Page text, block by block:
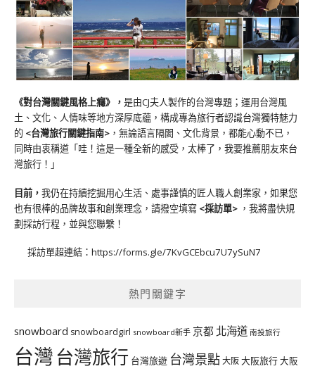
《對台灣關鍵風格上癮》 ， 是由CJ夫人製作的台灣專題；運用台灣風
土、文化、人情味等地方深厚底蘊，構成專為旅行者認識台灣獨特魅力
的 <台灣旅行關鍵指南> ，無論語言隔閡、文化背景，都能心動不已，
同時由衷稱道「哇！這是一種全新的感受，太棒了，我要推薦朋友來台
灣旅行！」
目前， 我仍在持續挖掘用心生活、處事謹慎的匠人職人創業家，如果您
也有很棒的品牌故事和創業理念，請撥空填寫 <採訪單> ，我將盡快規
劃採訪行程，並與您聯繫！
採訪單超連結： https://forms.gle/7KvGCEbcu7U7ySuN7
熱門關鍵字
snowboard snowboardgirl snowboard新手 京都 北海道 南投旅行
台灣台灣旅行 台灣旅遊 台灣景點大阪大阪旅行大阪